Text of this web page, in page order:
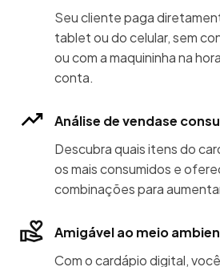
Seu cliente paga
tablet ou do celular, sem
ou com a maquininha na
conta.
Análise de vendase
Descubra quais itens do
os mais consumidos e
combinações para
Amigável ao meio
Com o cardápio digital,